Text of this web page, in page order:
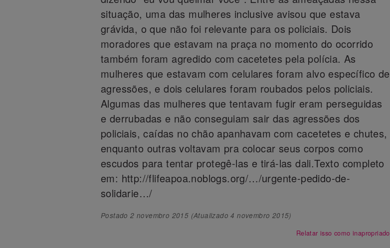
situação, uma das mulheres inclusive avisou que estava
grávida, o que não foi relevante para os policiais. Dois
moradores que estavam na praça no momento do ocorrido
também foram agredido com cacetetes pela polícia. As
mulheres que estavam com celulares foram alvo específico de
agressões, e dois celulares foram roubados pelos policiais.
Algumas das mulheres que tentavam fugir eram perseguidas
e derrubadas e não conseguiam sair das agressões dos
policiais, caídas no chão apanhavam com cacetetes e chutes,
enquanto outras voltavam pra colocar seus corpos como
escudos para tentar protegê-las e tirá-las dali.Texto completo
em: http://flifeapoa.noblogs.org/…/urgente-pedido-de-
solidarie…/
Postado2 novembro 2015 (Atualizado4 novembro 2015)
Relatar isso como inapropriado